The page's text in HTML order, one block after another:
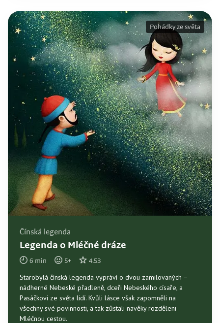
Čínská legenda
Legenda o Mléčné dráze
6 min 5+ 4.53
Starobylá čínská legenda vypráví o dvou zamilovaných –
nádherné Nebeské přadleně, dceři Nebeského císaře, a
Pasáčkovi ze světa lidí. Kvůli lásce však zapomněli na
všechny své povinnosti, a tak zůstali navěky rozděleni
Mléčnou cestou.
Pohádky ze světa